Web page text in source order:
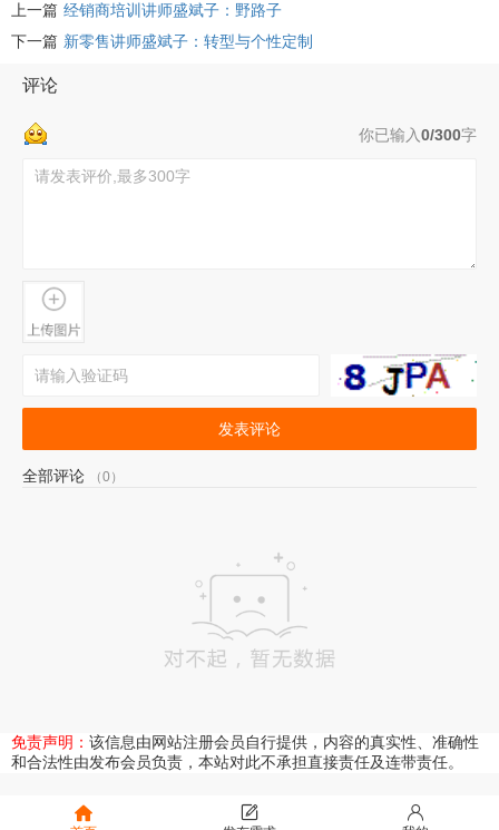
上一篇 经销商培训讲师盛斌子：野路子
下一篇 新零售讲师盛斌子：转型与个性定制
评论
你已输入0/300字
发表评论
全部评论 （0）
免责声明： 该信息由网站注册会员自行提供，内容的真实性、准确性
和合法性由发布会员负责，本站对此不承担直接责任及连带责任。